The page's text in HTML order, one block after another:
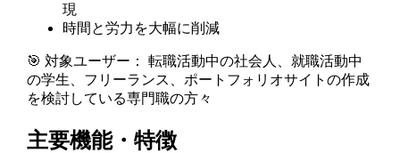
現
時間と労力を大幅に削減
🎯 対象ユーザー： 転職活動中の社会人、就職活動中
の学生、フリーランス、ポートフォリオサイトの作成
を検討している専門職の方々
主要機能・特徴